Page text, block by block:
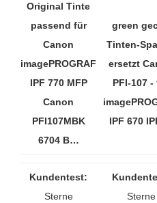
Original Tinte
passend für
Canon
imagePROGRAF
IPF 770 MFP
Canon
PFI107MBK
6704 B…
green
Tinten-
ersetzt
PFI-107 -
IPF 670
Kundentest:
Sterne
Sterne